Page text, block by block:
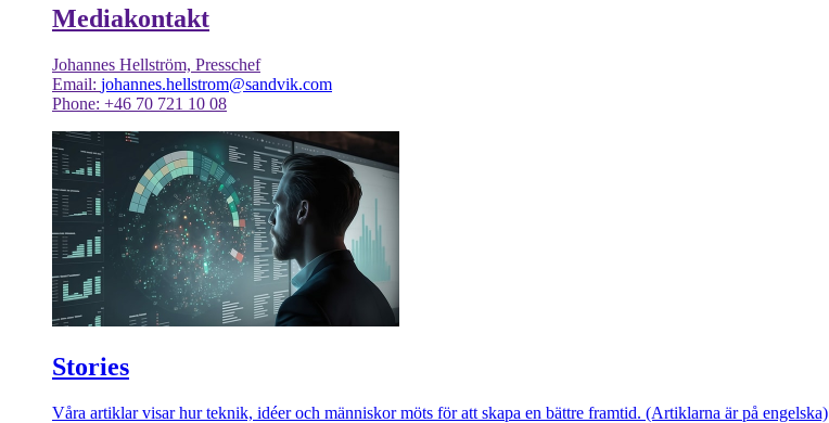
Mediakontakt
Johannes Hellström, Presschef
Email: johannes.hellstrom@sandvik.com
Phone: +46 70 721 10 08
Stories
Våra artiklar visar hur teknik, idéer och människor möts för att skapa en bättre framtid. (Artiklarna är på engelska)